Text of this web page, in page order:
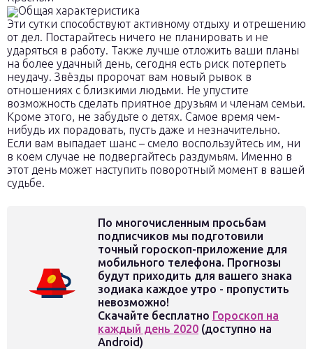
Общая характеристика
Эти сутки способствуют активному отдыху и отрешению
от дел. Постарайтесь ничего не планировать и не
ударяться в работу. Также лучше отложить ваши планы
на более удачный день, сегодня есть риск потерпеть
неудачу. Звёзды пророчат вам новый рывок в
отношениях с близкими людьми. Не упустите
возможность сделать приятное друзьям и членам семьи.
Кроме этого, не забудьте о детях. Самое время чем-
нибудь их порадовать, пусть даже и незначительно.
Если вам выпадает шанс – смело воспользуйтесь им, ни
в коем случае не подвергайтесь раздумьям. Именно в
этот день может наступить поворотный момент в вашей
судьбе.
По многочисленным просьбам
подписчиков мы подготовили
точный гороскоп-приложение для
мобильного телефона. Прогнозы
будут приходить для вашего знака
зодиака каждое утро - пропустить
невозможно!
Скачайте бесплатно Гороскоп на
каждый день 2020 (доступно на
Android)